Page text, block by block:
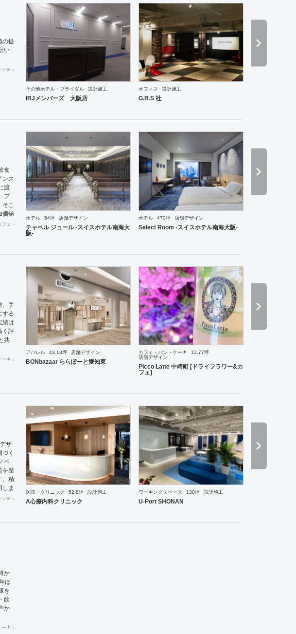
備
。
ら
を
の提
い
ンチ カフェ・パン・ケーキ 和食・寿司 焼肉・中華料理・韓国料理 その他 オフィス
その他ホテル・ブライダル 設計施工
IBJメンバーズ 大阪店
オフィス 設計施工
G.B.S 社
食
ンス
渡
プ
そこ
価値
てお
フェ・パン・ケーキ 和食・寿司 焼肉・中華料理・韓国料理 その他 イベントブース・ショールーム
ホテル 54坪 店舗デザイン
チャペル ジュール -スイスホテル南海大
阪-
ホテル 470坪 店舗デザイン
Select Room -スイスホテル南海大阪-
、手
する
績は
く評
共
ーキ 和食・寿司 焼肉・中華料理・韓国料理 イベントブース・ショールーム
アパレル 43.13坪 店舗デザイン
BONbazaar ららぽーと愛知東
カフェ・パン・ケーキ
12.77坪
店舗デザイン
Picco Latte 中崎町 [ドライフラワー&カ
フェ]
ザ
く
ベ
を整
。精
ま
や空
わせ
ンチ カフェ・パン・ケーキ 和食・寿司 オフィス イベントブース・ショールーム
医院・クリニック 52.8坪 設計施工
A心療内科クリニック
ワーキングスペース 130坪 設計施工
U-Port SHONAN
か
ほ
を
飲
か
ーキ